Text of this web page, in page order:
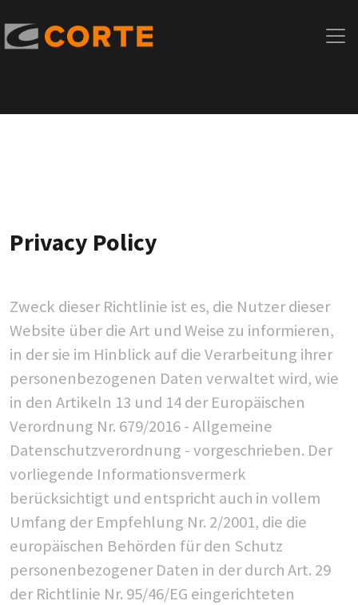
Privacy Policy
Zweck dieser Richtlinie ist es, die Nutzer dieser
Website über die Art und Weise zu informieren,
in der sie im Hinblick auf die Verarbeitung ihrer
personenbezogenen Daten verwaltet wird, wie
in den Artikeln 13 und 14 der Europäischen
Verordnung Nr. 679/2016 - Allgemeine
Datenschutzverordnung - vorgeschrieben. Der
vorliegende Informationsvermerk
berücksichtigt und entspricht auch in vollem
Umfang der Empfehlung Nr. 2/2001, die die
europäischen Behörden für den Schutz
personenbezogener Daten in der durch Art. 29
der Richtlinie Nr. 95/46/EG eingerichteten